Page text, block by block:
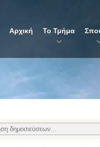
Αρχική Το Τμήμα